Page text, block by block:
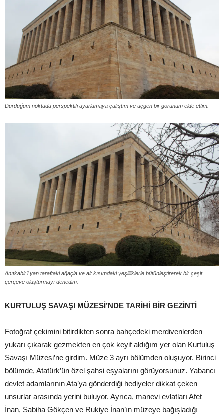
Durduğum noktada perspektifi ayarlamaya çalıştım ve üçgen bir görünüm elde ettim.
Anıtkabir’i yan taraftaki ağaçla ve alt kısımdaki yeşilliklerle bütünleştirerek bir çeşit
çerçeve oluşturmayı denedim.
KURTULUŞ SAVAŞI MÜZESİ’NDE TARİHİ BİR GEZİNTİ
Fotoğraf çekimini bitirdikten sonra bahçedeki merdivenlerden
yukarı çıkarak gezmekten en çok keyif aldığım yer olan Kurtuluş
Savaşı Müzesi’ne girdim. Müze 3 ayrı bölümden oluşuyor. Birinci
bölümde, Atatürk’ün özel şahsi eşyalarını görüyorsunuz. Yabancı
devlet adamlarının Ata’ya gönderdiği hediyeler dikkat çeken
unsurlar arasında yerini buluyor. Ayrıca, manevi evlatları Afet
İnan, Sabiha Gökçen ve Rukiye İnan’ın müzeye bağışladığı